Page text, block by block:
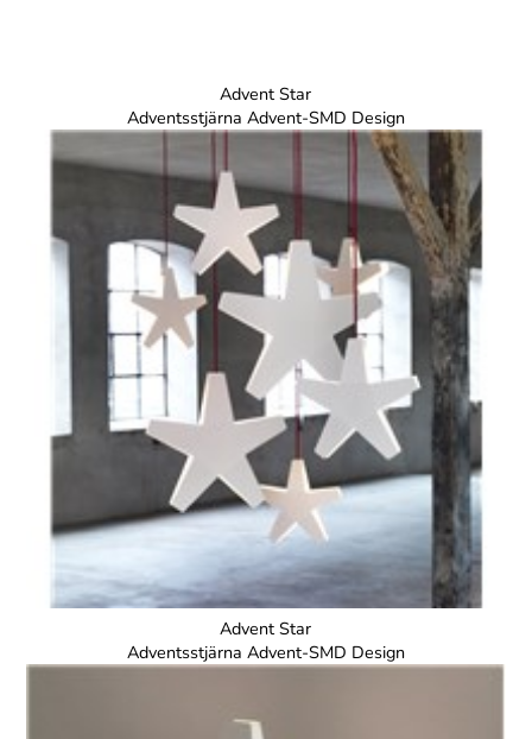
Advent Star
Adventsstjärna Advent-SMD Design
Advent Star
Adventsstjärna Advent-SMD Design